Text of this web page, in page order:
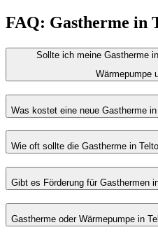
FAQ: Gastherme in
Sollte ich meine Gastherme
Wärmepumpe
Was kostet eine neue Gastherme
Wie oft sollte die Gastherme in
Gibt es Förderung für Gasthermen
Gastherme oder Wärmepumpe in